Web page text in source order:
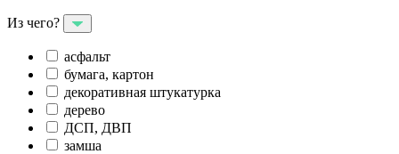
Из чего?
асфальт
бумага, картон
декоративная штукатурка
дерево
ДСП, ДВП
замша